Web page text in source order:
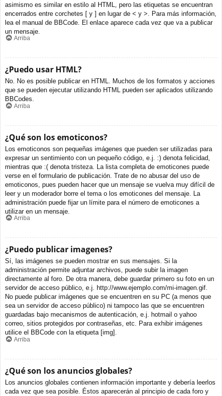
asimismo es similar en estilo al HTML, pero las etiquetas se encuentran
encerrados entre corchetes [ y ] en lugar de < y >. Para más información,
lea el manual de BBCode. El enlace aparece cada vez que va a publicar
un mensaje.
Arriba
¿Puedo usar HTML?
No. No es posible publicar en HTML. Muchos de los formatos y acciones
que se pueden ejecutar utilizando HTML pueden ser aplicados utilizando
BBCodes.
Arriba
¿Qué son los emoticonos?
Los emoticonos son pequeñas imágenes que pueden ser utilizadas para
expresar un sentimiento con un pequeño código, e.j. :) denota felicidad,
mientras que :( denota tristeza. La lista completa de emoticones puede
verse en el formulario de publicación. Trate de no abusar del uso de
emoticonos, pues pueden hacer que un mensaje se vuelva muy difícil de
leer y un moderador borre el tema o los emoticones del mensaje. La
administración puede fijar un límite para el número de emoticones a
utilizar en un mensaje.
Arriba
¿Puedo publicar imagenes?
Sí, las imágenes se pueden mostrar en sus mensajes. Si la
administración permite adjuntar archivos, puede subir la imagen
directamente al foro. De otra manera, debe guardar primero su foto en un
servidor de acceso público, e.j. http://www.ejemplo.com/mi-imagen.gif.
No puede publicar imágenes que se encuentren en su PC (a menos que
sea un servidor de acceso público) ni tampoco las que se encuentren
guardadas bajo mecanismos de autenticación, e.j. hotmail o yahoo
correo, sitios protegidos por contraseñas, etc. Para exhibir imágenes
utilice el BBCode con la etiqueta [img].
Arriba
¿Qué son los anuncios globales?
Los anuncios globales contienen información importante y debería leerlos
cada vez que sea posible. Éstos aparecerán al principio de cada foro y